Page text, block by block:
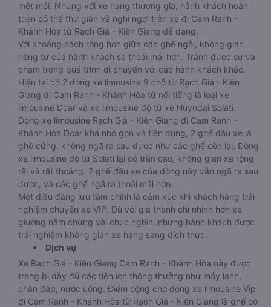
mệt mỏi. Nhưng với xe hạng thương gia, hành khách hoàn
toàn có thể thư giãn và nghỉ ngơi trên xe đi Cam Ranh -
Khánh Hòa từ Rạch Giá - Kiên Giang dễ dàng.
Với khoảng cách rộng hơn giữa các ghế ngồi, không gian
riêng tư của hành khách sẽ thoải mái hơn. Tránh được sự va
chạm trong quá trình di chuyển với các hành khách khác.
Hiện tại có 2 dòng xe limousine 9 chỗ từ Rạch Giá - Kiên
Giang đi Cam Ranh - Khánh Hòa từ nổi tiếng là loại xe
limousine Dcar và xe limousine độ từ xe Huyndai Solati.
Dòng xe limousine Rạch Giá - Kiên Giang đi Cam Ranh -
Khánh Hòa Dcar khá nhỏ gọn và tiện dụng, 2 ghế đầu xe là
ghế cứng, không ngã ra sau được như các ghế còn lại. Dòng
xe limousine độ từ Solati lại có trần cao, không gian xe rộng
rãi và rất thoáng. 2 ghế đầu xe của dòng này vẫn ngã ra sau
được, và các ghế ngã ra thoải mái hơn.
Một điều đáng lưu tâm chính là cảm xúc khi khách hàng trải
nghiệm chuyến xe VIP. Dù với giá thành chỉ nhỉnh hơn xe
giường nằm chừng vài chục nghìn, nhưng hành khách được
trải nghiệm không gian xe hạng sang đích thực.
Dịch vụ
Xe Rạch Giá - Kiên Giang Cam Ranh - Khánh Hòa này được
trang bị đầy đủ các tiện ích thông thường như máy lạnh,
chăn đắp, nước uống. Điểm cộng cho dòng xe limousine Vip
đi Cam Ranh - Khánh Hòa từ Rạch Giá - Kiên Giang là ghế có